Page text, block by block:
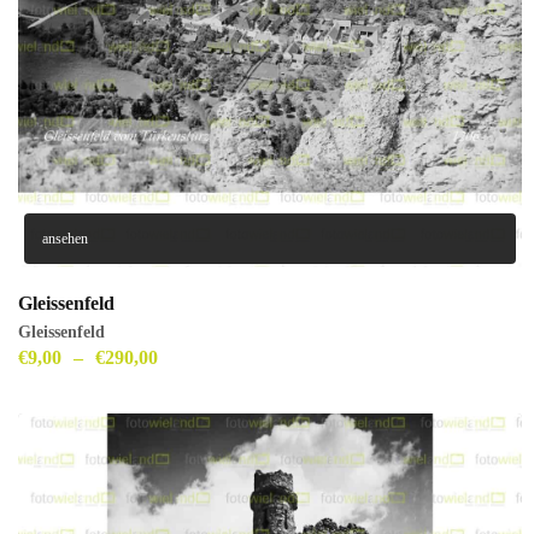
ansehen
Gleissenfeld
Gleissenfeld
€9,00 – €290,00